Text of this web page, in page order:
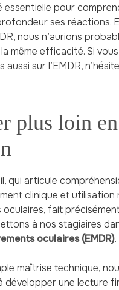
essentielle pour
ses réactions.
nous n’aurions
même efficacité. Si
sur l’EMDR,
plus loin en
qui articule
clinique et utilisation
oculaires, fait
à nos stagiaires
oculaires(EMDR).
maîtrise technique,
développer une lecture